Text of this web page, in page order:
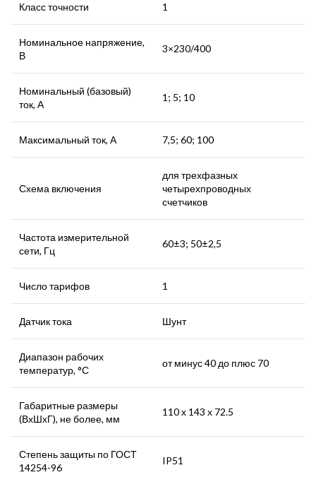
Класс точности 1
Номинальное напряжение,
В
3×230/400
Номинальный (базовый)
ток, А
1; 5; 10
Максимальный ток, А 7,5; 60; 100
Схема включения
для трехфазных
четырехпроводных
счетчиков
Частота измерительной
сети, Гц
60±3; 50±2,5
Число тарифов 1
Датчик тока Шунт
Диапазон рабочих
температур, °С
от минус 40 до плюс 70
Габаритные размеры
(ВхШхГ), не более, мм
110 х 143 х 72.5
Степень защиты по ГОСТ
14254-96
IP51